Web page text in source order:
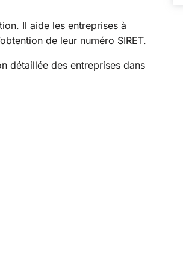
Il aide les entreprises à
de leur numéro SIRET.
détaillée des entreprises dans